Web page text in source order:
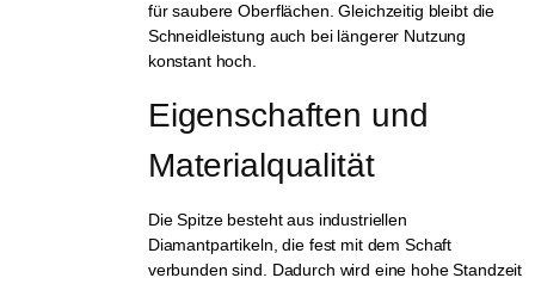
für saubere Oberflächen. Gleichzeitig bleibt die
Schneidleistung auch bei längerer Nutzung
konstant hoch.
Eigenschaften und
Materialqualität
Die Spitze besteht aus industriellen
Diamantpartikeln, die fest mit dem Schaft
verbunden sind. Dadurch wird eine hohe Standzeit